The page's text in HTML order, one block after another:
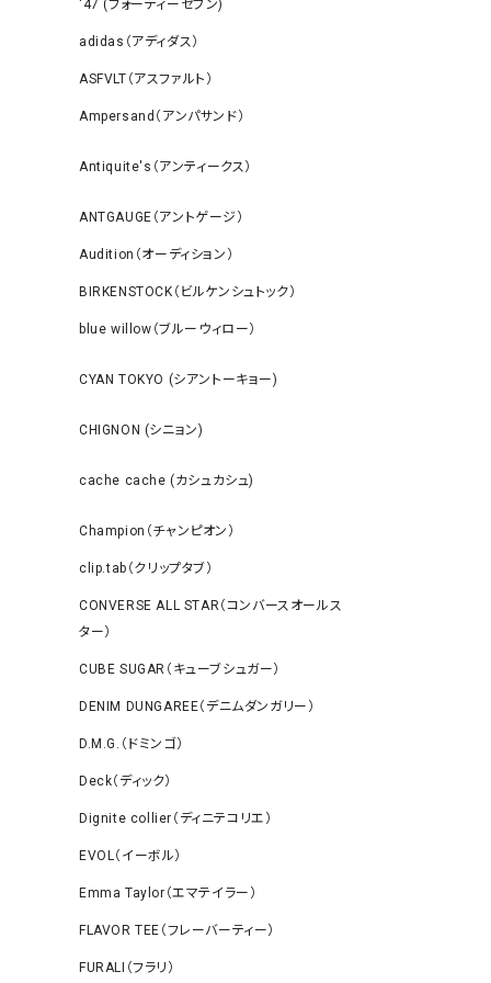
‘47 (フォーティーセブン)
adidas（アディダス）
ASFVLT（アスファルト）
Ampersand（アンパサンド）
Antiquite's（アンティークス）
ANTGAUGE（アントゲージ）
Audition（オーディション）
BIRKENSTOCK（ビルケンシュトック）
blue willow（ブルーウィロー）
CYAN TOKYO (シアントーキョー)
CHIGNON (シニョン)
cache cache (カシュカシュ)
Champion（チャンピオン）
clip.tab（クリップタブ）
CONVERSE ALL STAR（コンバースオールス
ター）
CUBE SUGAR（キューブシュガー）
DENIM DUNGAREE（デニムダンガリー）
D.M.G.（ドミンゴ）
Deck（ディック）
Dignite collier（ディニテコリエ）
EVOL（イーボル）
Emma Taylor（エマテイラー）
FLAVOR TEE（フレーバーティー）
FURALI（フラリ）